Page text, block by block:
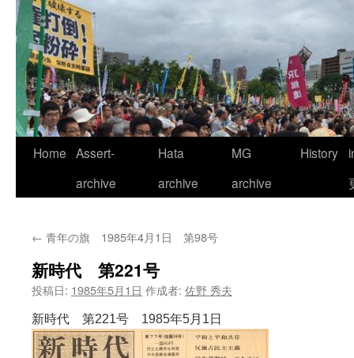
Home Assert-
archive
Hata
archive
MG
archive
History
← 青年の旗 1985年4月1日 第98号
新時代 第221号
投稿日: 1985年5月1日 作成者: 佐野 秀夫
新時代 第221号 1985年5月1 日